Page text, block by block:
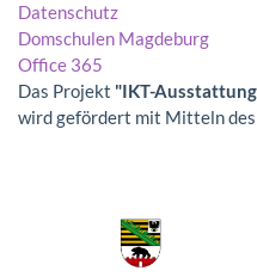
Datenschutz
Domschulen Magdeburg
Office 365
Das Projekt "IKT-
wird gefördert mit Mitteln des